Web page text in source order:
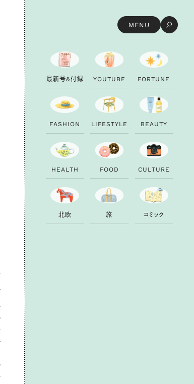
MENU
最新号&付録 YOUTU B E FORTU N E
FAS H ION LI FESTYLE B EAUTY
H EALTH FOOD CU LTU RE
北欧 旅 コ ミ ック